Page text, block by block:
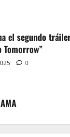
el segundo
0